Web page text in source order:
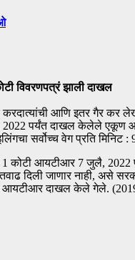
विवरणपत्रं झाली दाखल
करदात्यांची आणि इतर गैर
2022 पर्यंत दाखल केलेले एकूण
सर्वोच्च वेग प्रति मिनिट
1 कोटी आयटीआर 7 जुलै,
दिली जाणार नाही, असे
आयटीआर दाखल केले गेले.